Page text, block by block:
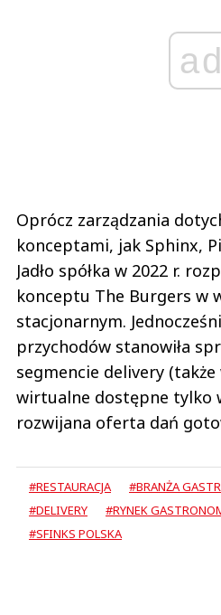
ad
Oprócz zarządzania
konceptami, jak Sphinx,
Jadło spółka w 2022 r.
konceptu The Burgers w
stacjonarnym.
przychodów stanowiła
segmencie delivery
wirtualne dostępne tylko
rozwijana oferta dań
#RESTAURACJA
#BRANŻA
#DELIVERY
#RYNEK
#SFINKS POLSKA